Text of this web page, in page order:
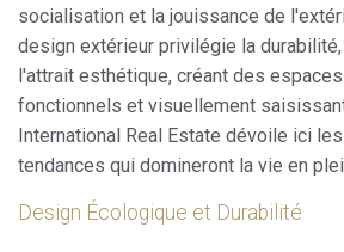
socialisation et la jouissance de
design extérieur privilégie la
l'attrait esthétique, créant des
fonctionnels et visuellement
International Real Estate dévoile ici
tendances qui domineront la vie en
Design Écologique et Durabilité
Modifier les cookies
Technique et Fonctionnel
Ce site Web utilise ses propres cookies
continuez à naviguer, vous acceptez
L'utilisateur a la possibilité de